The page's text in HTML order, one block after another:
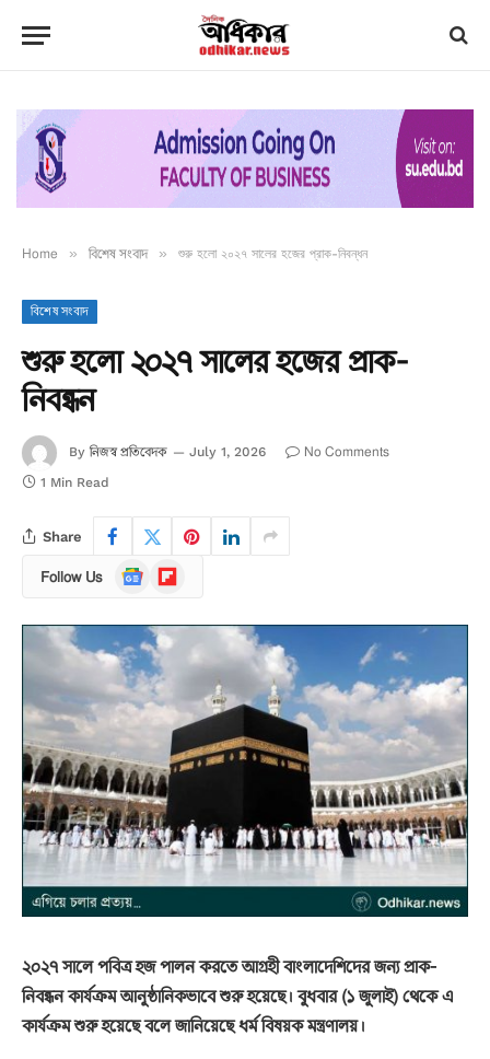
Home » বিশেষ সংবাদ » শুরু হলো ২০২৭ সালের হজের প্রাক-নিবন্ধন
বিশেষ সংবাদ
শুরু হলো ২০২৭ সালের হজের প্রাক-
নিবন্ধন
By নিজস্ব প্রতিবেদক July 1, 2026 No Comments
1 Min Read
Share
Follow Us
Google
News
Flipboard
২০২৭ সালে পবিত্র হজ পালন করতে আগ্রহী বাংলাদেশিদের জন্য প্রাক-
নিবন্ধন কার্যক্রম আনুষ্ঠানিকভাবে শুরু হয়েছে। বুধবার (১ জুলাই) থেকে এ
কার্যক্রম শুরু হয়েছে বলে জানিয়েছে ধর্ম বিষয়ক মন্ত্রণালয়।